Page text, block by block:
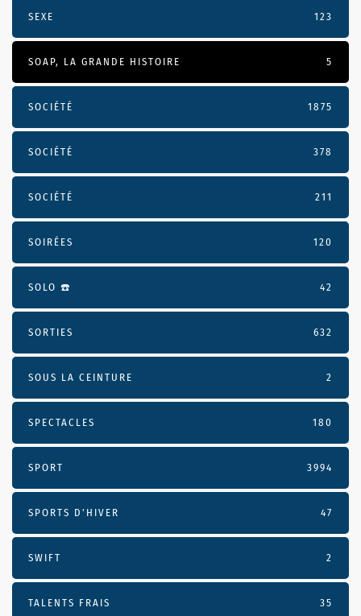
SEXE 123
SOAP, LA GRANDE HISTOIRE 5
SOCIÉTÉ 1875
SOCIÉTÉ 378
SOCIÉTÉ 211
SOIRÉES 120
SOLO ☎️ 42
SORTIES 632
SOUS LA CEINTURE 2
SPECTACLES 180
SPORT 3994
SPORTS D'HIVER 47
SWIFT 2
TALENTS FRAIS 35